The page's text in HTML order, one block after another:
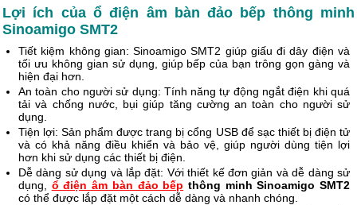
Lợi ích của ổ điện âm bàn đảo bếp thông minh
Sinoamigo SMT2
Tiết kiệm không gian: Sinoamigo SMT2 giúp giấu đi dây điện và
tối ưu không gian sử dụng, giúp bếp của bạn trông gọn gàng và
hiện đại hơn.
An toàn cho người sử dụng: Tính năng tự động ngắt điện khi quá
tải và chống nước, bụi giúp tăng cường an toàn cho người sử
dụng.
Tiện lợi: Sản phẩm được trang bị cổng USB để sạc thiết bị điện tử
và có khả năng điều khiển và bảo vệ, giúp người dùng tiện lợi
hơn khi sử dụng các thiết bị điện.
Dễ dàng sử dụng và lắp đặt: Với thiết kế đơn giản và dễ dàng sử
dụng, ổ điện âm bàn đảo bếp thông minh Sinoamigo SMT2
có thể được lắp đặt một cách dễ dàng và nhanh chóng.